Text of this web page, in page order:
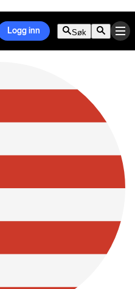
Logg inn Søk